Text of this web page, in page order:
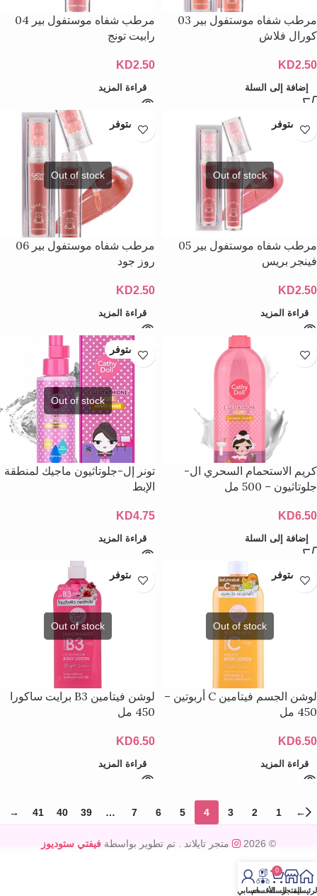
مرطب شفاه موستفول بير 03
كورال فلاش
KD2.50
إضافة إلى السلة
مرطب شفاه موستفول بير 04
رابيت تونج
KD2.50
قراءة المزيد
غير متوفر
مرطب شفاه موستفول بير 05
فينجر بريس
KD2.50
قراءة المزيد
غير متوفر
مرطب شفاه موستفول بير 06
روز جود
KD2.50
قراءة المزيد
كريم الاستحمام السحري ال-
جلوتاثيون – 500 مل
KD6.50
إضافة إلى السلة
غير متوفر
تونر إل-جلوتاثيون ماجيك لمنطقة
الإبط
KD4.75
قراءة المزيد
غير متوفر
لوشن الجسم فيتامين C أربوتين –
450 مل
KD6.50
قراءة المزيد
غير متوفر
لوشن فيتامين B3 برايت ساكورا
450 مل
KD6.50
قراءة المزيد
←
1
2
3
4
5
6
7
…
39
40
41
→
© 2026 متجر تايلاند . تم تطوير بواسطة فيفتي ستوديوز
المتجر
0
السلهالأقسامحسابي